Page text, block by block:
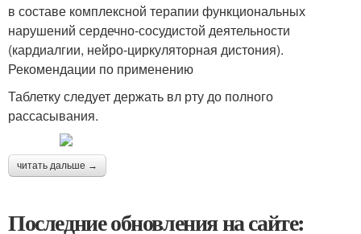
в составе комплексной терапии функциональных
нарушений сердечно-сосудистой деятельности
(кардиалгии, нейро-циркуляторная дистония).
Рекомендации по применению
Таблетку следует держать вл рту до полного
рассасывания.
читать дальше →
Последние обновления на сайте: